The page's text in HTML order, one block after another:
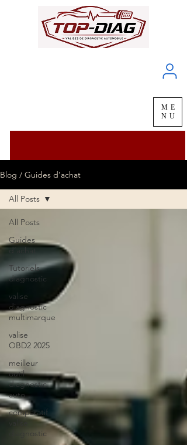
ME
NU
Blog / Guides d’achat
All Posts
Guides
d’achat
Tutoriels
diagnostic
valise
diagnostic
multimarque
valise
OBD2 2025
meilleur
outil
diagnostic
auto
comparatif
diagnostic
All Posts